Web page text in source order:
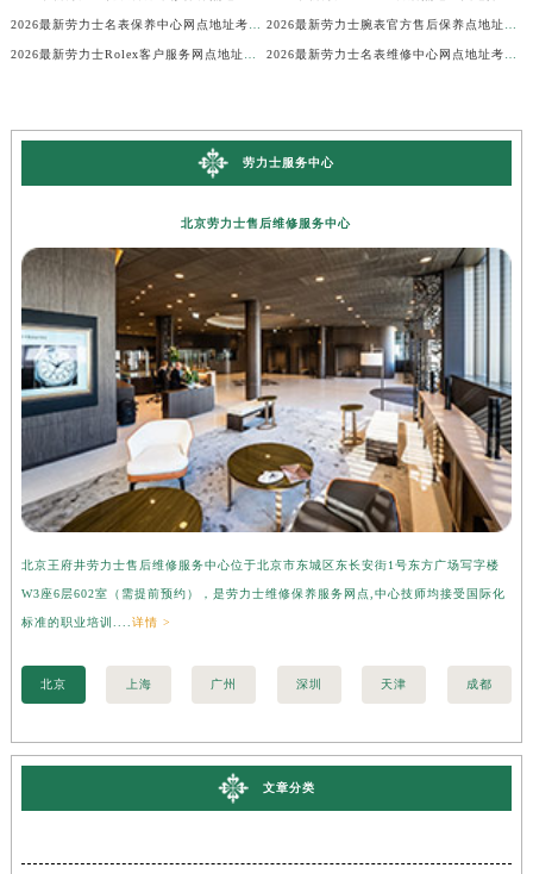
劳力士服务中心
北京劳力士售后维修服务中心
北京王府井劳力士售后维修服务中心位于北京市东城区东长安街1号东方广场写字楼
W3座6层602室（需提前预约），是劳力士维修保养服务网点,中心技师均接受国际化
标准的职业培训.... 详情 >
北京 上海 广州 深圳 天津 成都
文章分类